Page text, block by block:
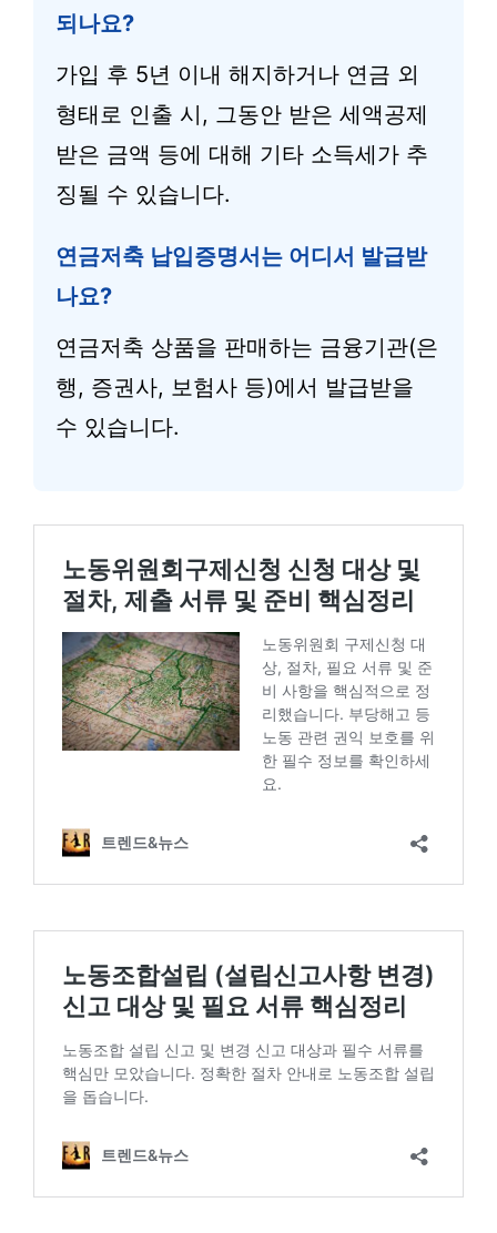
되나요?
가입 후 5년 이내 해지하거나 연금 외
형태로 인출 시, 그동안 받은 세액공제
받은 금액 등에 대해 기타 소득세가 추
징될 수 있습니다.
연금저축 납입증명서는 어디서 발급받
나요?
연금저축 상품을 판매하는 금융기관(은
행, 증권사, 보험사 등)에서 발급받을
수 있습니다.